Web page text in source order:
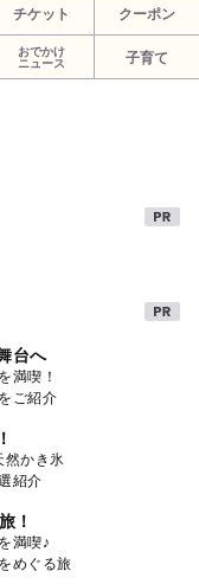
チケット クーポン
おでかけ
ニュース
子育て
台へ
満喫！
ご紹介
然かき氷
紹介
！
満喫♪
めぐる旅